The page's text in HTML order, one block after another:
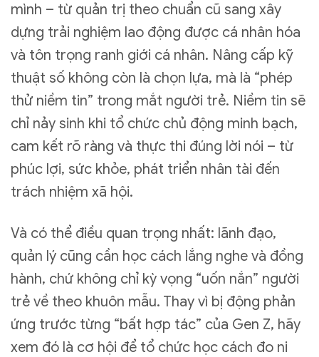
mình – từ quản trị theo chuẩn cũ sang xây
dựng trải nghiệm lao động được cá nhân hóa
và tôn trọng ranh giới cá nhân. Nâng cấp kỹ
thuật số không còn là chọn lựa, mà là “phép
thử niềm tin” trong mắt người trẻ. Niềm tin sẽ
chỉ nảy sinh khi tổ chức chủ động minh bạch,
cam kết rõ ràng và thực thi đúng lời nói – từ
phúc lợi, sức khỏe, phát triển nhân tài đến
trách nhiệm xã hội.
Và có thể điều quan trọng nhất: lãnh đạo,
quản lý cũng cần học cách lắng nghe và đồng
hành, chứ không chỉ kỳ vọng “uốn nắn” người
trẻ về theo khuôn mẫu. Thay vì bị động phản
ứng trước từng “bất hợp tác” của Gen Z, hãy
xem đó là cơ hội để tổ chức học cách đo ni